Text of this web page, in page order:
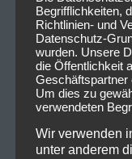
Begrifflichkeiten,
Richtlinien- und
Datenschutz-
wurden. Unsere
die Öffentlichkeit
Geschäftspartner
Um dies zu
verwendeten
Wir verwenden
unter anderem